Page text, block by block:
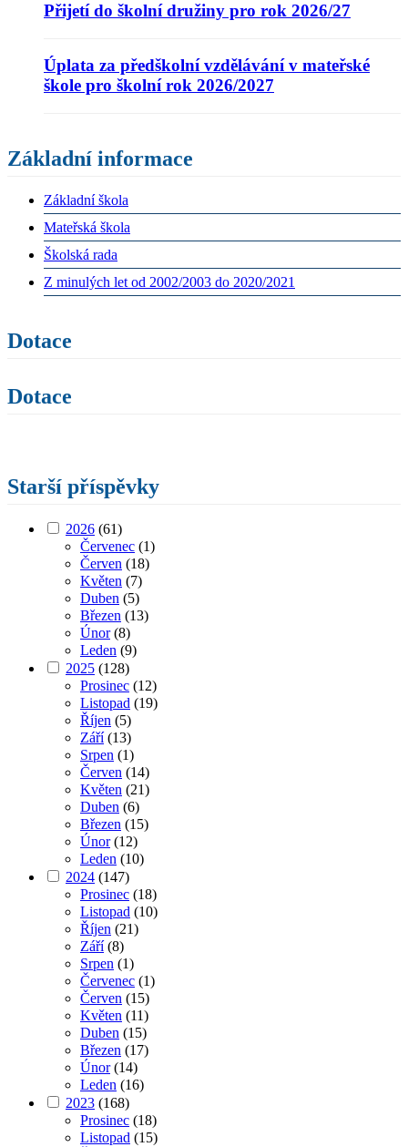
Přijetí do školní družiny pro rok 2026/27
Úplata za předškolní vzdělávání v mateřské
škole pro školní rok 2026/2027
Základní informace
Základní škola
Mateřská škola
Školská rada
Z minulých let od 2002/2003 do 2020/2021
Dotace
Dotace
Starší příspěvky
2026 (61)
Červenec (1)
Červen (18)
Květen (7)
Duben (5)
Březen (13)
Únor(8)
Leden (9)
2025 (128)
Prosinec (12)
Listopad (19)
Říjen (5)
Září(13)
Srpen (1)
Červen (14)
Květen (21)
Duben (6)
Březen (15)
Únor(12)
Leden (10)
2024 (147)
Prosinec (18)
Listopad (10)
Říjen (21)
Září(8)
Srpen (1)
Červenec (1)
Červen (15)
Květen (11)
Duben (15)
Březen (17)
Únor(14)
Leden (16)
2023 (168)
Prosinec (18)
Listopad (15)